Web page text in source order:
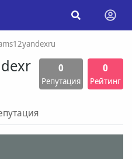
0
Репутация
0
Рейтинг